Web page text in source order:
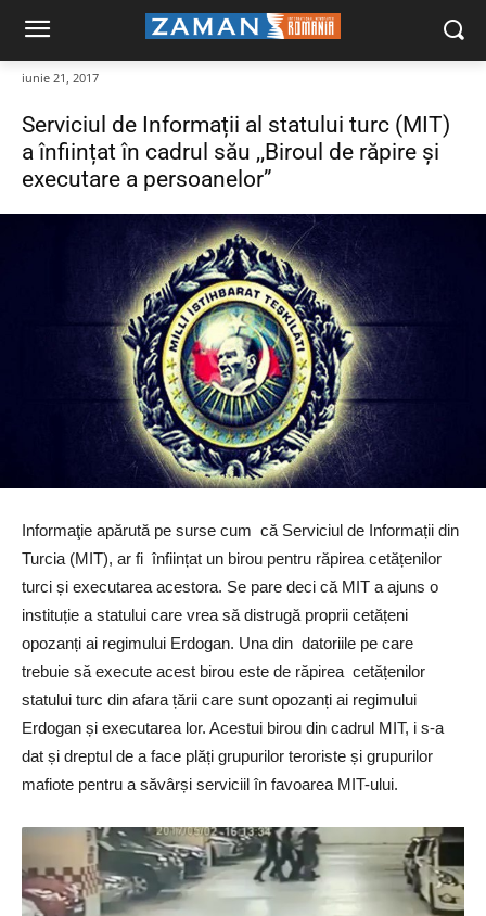
iunie 21, 2017
Serviciul de Informații al statului turc (MIT)
a înființat în cadrul său ,,Biroul de răpire și
executare a persoanelor”
Informaţie apărută pe surse cum că Serviciul de Informații din
Turcia (MIT), ar fi înființat un birou pentru răpirea cetățenilor
turci și executarea acestora. Se pare deci că MIT a ajuns o
instituție a statului care vrea să distrugă proprii cetățeni
opozanți ai regimului Erdogan. Una din datoriile pe care
trebuie să execute acest birou este de răpirea cetățenilor
statului turc din afara țării care sunt opozanți ai regimului
Erdogan și executarea lor. Acestui birou din cadrul MIT, i s-a
dat și dreptul de a face plăți grupurilor teroriste și grupurilor
mafiote pentru a săvârși serviciil în favoarea MIT-ului.